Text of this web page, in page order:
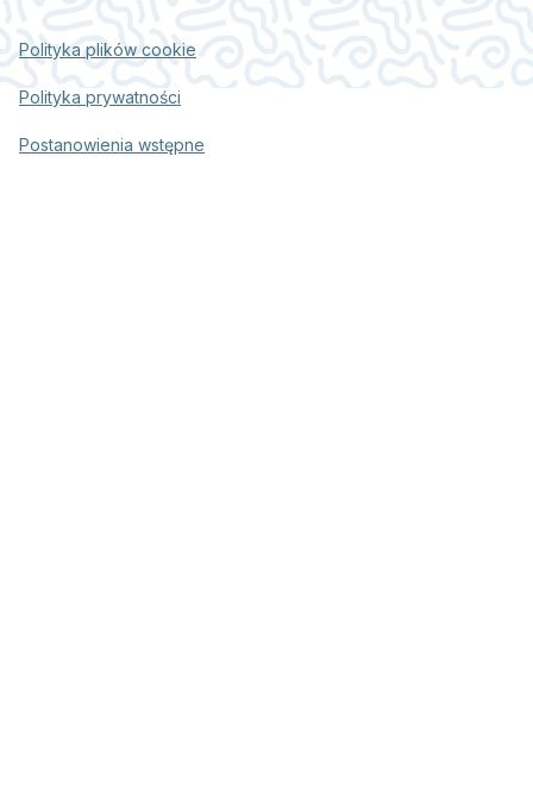
Polityka plików cookie
Polityka prywatności
Postanowienia wstępne